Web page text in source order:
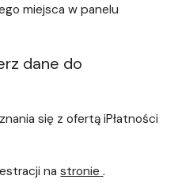
miejsca w panelu
dane do
się z ofertą iPłatności
nastronie .